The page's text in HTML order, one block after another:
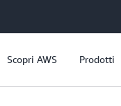
Scopri AWS Prodotti